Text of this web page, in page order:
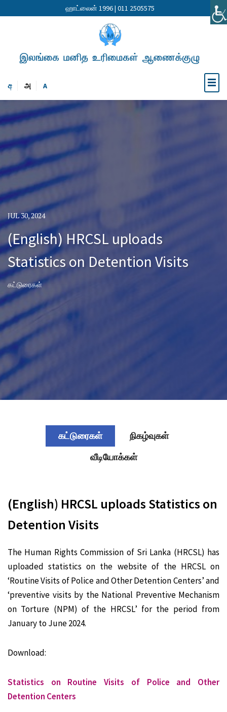
ஹாட்லைன் 1996 | 011 2505575
අ அ A
JUL 30, 2024
(English) HRCSL uploads
Statistics on Detention Visits
கட்டுரைகள்
கட்டுரைகள்
நிகழ்வுகள்
வீடியோக்கள்
(English) HRCSL uploads Statistics on
Detention Visits
The Human Rights Commission of Sri Lanka (HRCSL) has
uploaded statistics on the website of the HRCSL on
‘Routine Visits of Police and Other Detention Centers’ and
‘preventive visits by the National Preventive Mechanism
on Torture (NPM) of the HRCSL’ for the period from
January to June 2024.
Download:
Statistics on Routine Visits of Police and Other
Detention Centers